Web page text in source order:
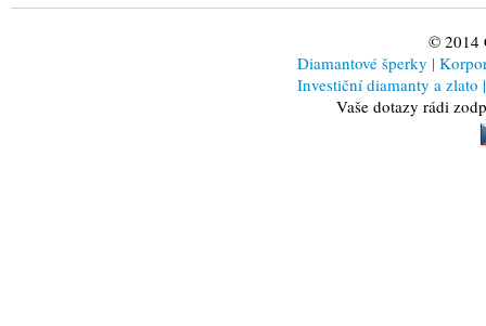
© 2014
Diamantové šperky |
Investiční diamanty a zlato |
Vaše dotazy rádi